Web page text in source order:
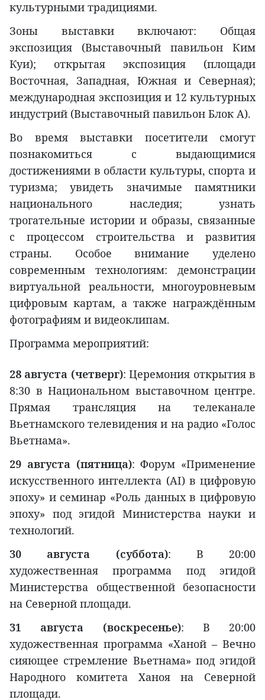
культурными традициями.
Зоны выставки включают: Общая
экспозиция (Выставочный павильон Ким
Куи); открытая экспозиция (площади
Восточная, Западная, Южная и Северная);
международная экспозиция и 12 культурных
индустрий (Выставочный павильон Блок А).
Во время выставки посетители смогут
познакомиться с выдающимися
достижениями в области культуры, спорта и
туризма; увидеть значимые памятники
национального наследия; узнать
трогательные истории и образы, связанные
с процессом строительства и развития
страны. Особое внимание уделено
современным технологиям: демонстрации
виртуальной реальности, многоуровневым
цифровым картам, а также награждённым
фотографиям и видеоклипам.
Программа мероприятий:
28 августа (четверг): Церемония открытия в
8:30 в Национальном выставочном центре.
Прямая трансляция на телеканале
Вьетнамского телевидения и на радио «Голос
Вьетнама».
29 августа (пятница): Форум «Применение
искусственного интеллекта (AI) в цифровую
эпоху» и семинар «Роль данных в цифровую
эпоху» под эгидой Министерства науки и
технологий.
30 августа (суббота): В 20:00
художественная программа под эгидой
Министерства общественной безопасности
на Северной площади.
31 августа (воскресенье): В 20:00
художественная программа «Ханой – Вечно
сияющее стремление Вьетнама» под эгидой
Народного комитета Ханоя на Северной
площади.